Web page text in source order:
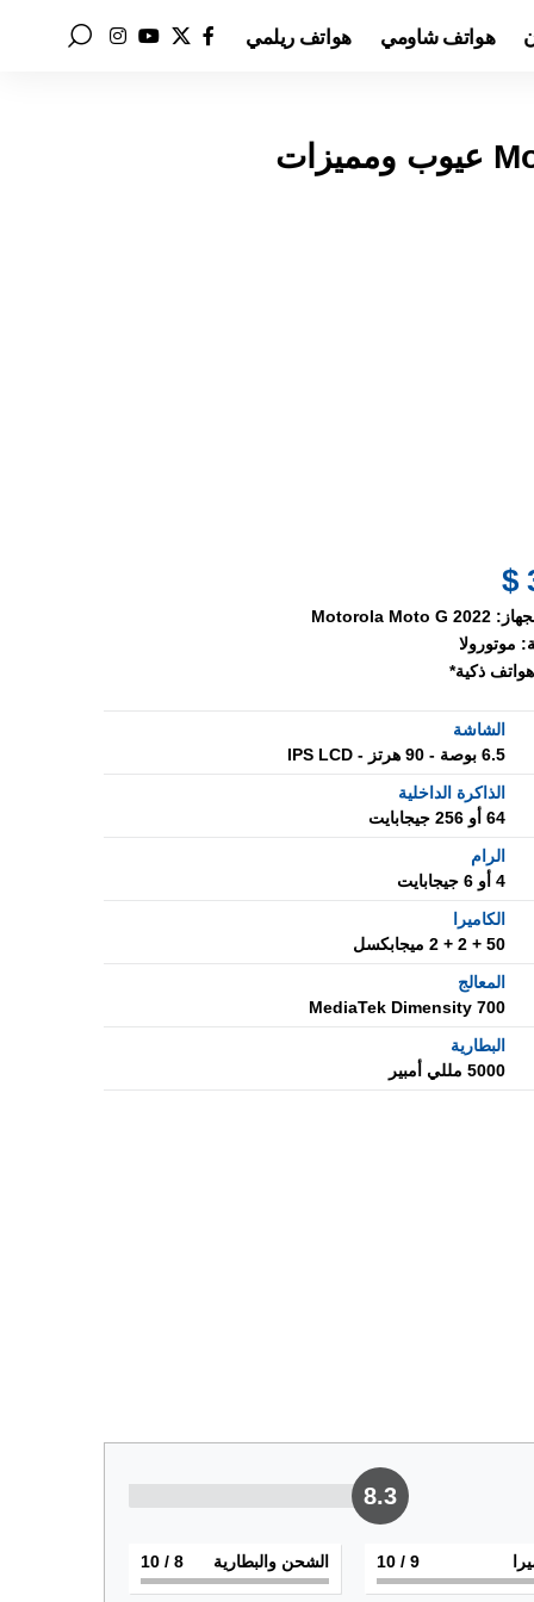
هواتف شاومي هواتف ريلمي
Motorola Moto G 2022
موتورولا
هواتف ذكية*
الشاشة
6.5 بوصة - 90 هرتز - IPS LCD
الذاكرة الداخلية
64 أو 256 جيجابايت
الرام
4 أو 6 جيجابايت
الكاميرا
50 + 2 + 2 ميجابكسل
المعالج
MediaTek Dimensity 700
البطارية
5000 مللي أمبير
8.3
9
/ 10 الشحن والبطارية 8
/ 10